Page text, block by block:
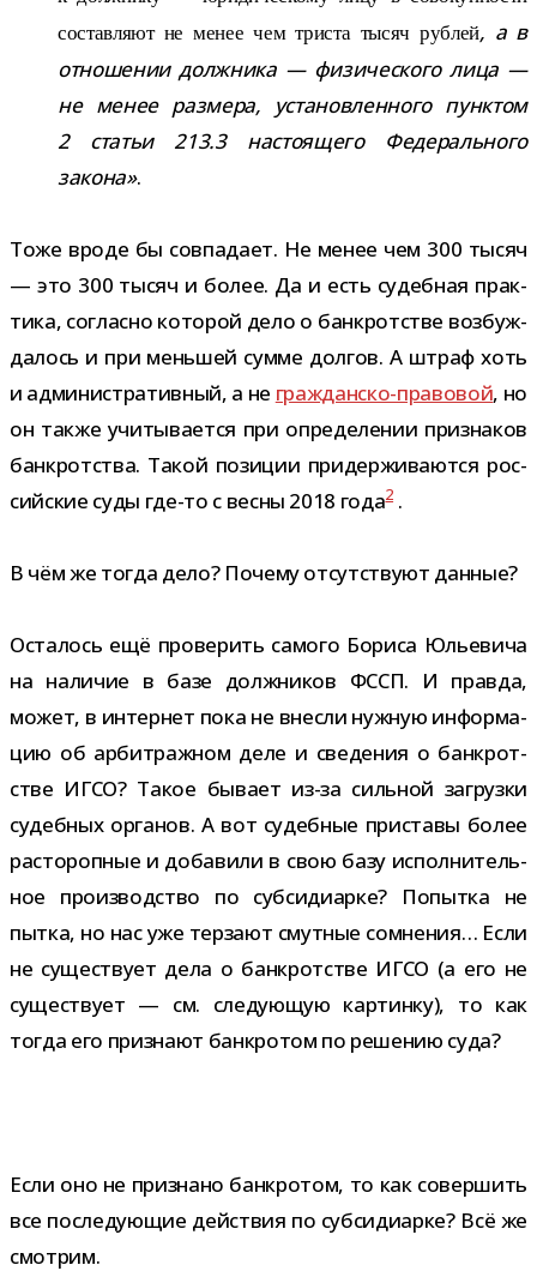
состав­ляют не менее чем три­ста тысяч руб­лей, а в
отно­ше­нии долж­ника — физи­че­ского лица —
не менее раз­мера, уста­нов­лен­ного пунк­том
2 ста­тьи 213.3 насто­я­щего Федерального
закона».
Тоже вроде бы сов­па­дает. Не менее чем 300 тысяч
— это 300 тысяч и более. Да и есть судеб­ная прак­
тика, согласно кото­рой дело о банк­рот­стве воз­буж­
да­лось и при мень­шей сумме дол­гов. А штраф хоть
и адми­ни­стра­тив­ный, а не гражданско-​правовой, но
он также учи­ты­ва­ется при опре­де­ле­нии при­зна­ков
банк­рот­ства. Такой пози­ции при­дер­жи­ва­ются рос­
сий­ские суды где-​то с весны 2018 года2 .
В чём же тогда дело? Почему отсут­ствуют данные?
Осталось ещё про­ве­рить самого Бориса Юльевича
на нали­чие в базе долж­ни­ков ФССП. И правда,
может, в интер­нет пока не внесли нуж­ную инфор­ма­
цию об арбит­раж­ном деле и све­де­ния о банк­рот­
стве ИГСО? Такое бывает из-​за силь­ной загрузки
судеб­ных орга­нов. А вот судеб­ные при­ставы более
рас­то­роп­ные и доба­вили в свою базу испол­ни­тель­
ное про­из­вод­ство по суб­си­диарке? Попытка не
пытка, но нас уже тер­зают смут­ные сомне­ния… Если
не суще­ствует дела о банк­рот­стве ИГСО (а его не
суще­ствует — см. сле­ду­ю­щую кар­тинку), то как
тогда его при­знают банк­ро­том по реше­нию суда?
Если оно не при­знано банк­ро­том, то как совер­шить
все после­ду­ю­щие дей­ствия по суб­си­диарке? Всё же
смотрим.